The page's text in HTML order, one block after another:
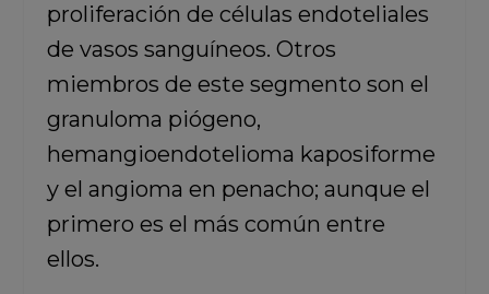
proliferación de células endoteliales
de vasos sanguíneos. Otros
miembros de este segmento son el
granuloma piógeno,
hemangioendotelioma kaposiforme
y el angioma en penacho; aunque el
primero es el más común entre
ellos.